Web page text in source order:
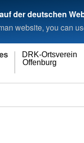
der deutschen
website, you can
Offenburg
DRK-Ortsverein